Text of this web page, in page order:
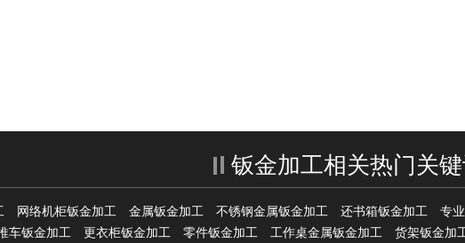
钣金加工相关热门关键
网络机柜钣金加工 金属钣金加工 不锈钢金属钣金加工 还书箱钣金加工 专
车钣金加工 更衣柜钣金加工 零件钣金加工 工作桌金属钣金加工 货架钣金加